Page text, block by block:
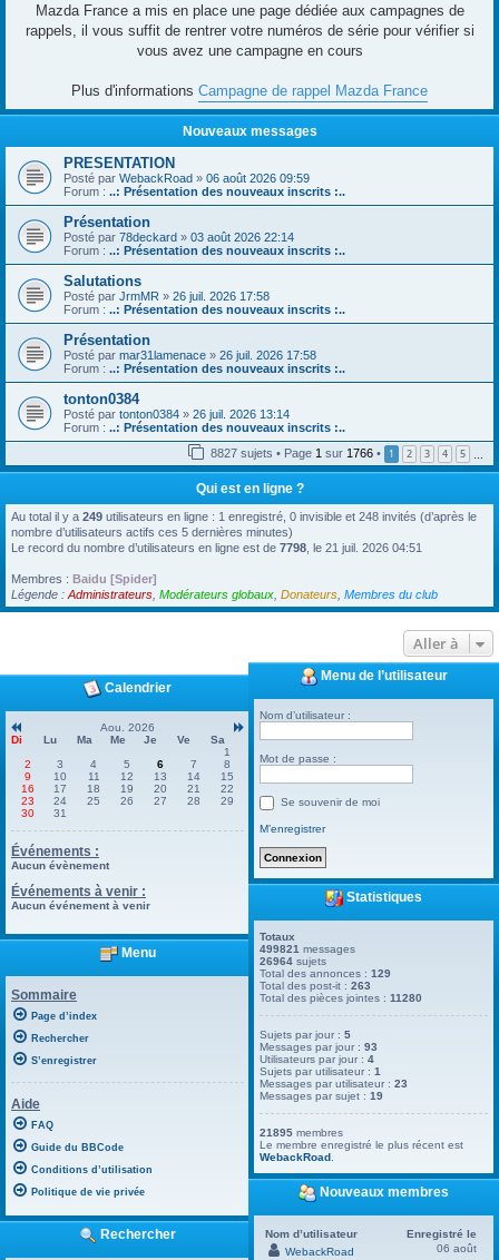
Mazda France a mis en place une page dédiée aux campagnes de
rappels, il vous suffit de rentrer votre numéros de série pour vérifier si
vous avez une campagne en cours
Plus d'informations Campagne de rappel Mazda France
Nouveaux messages
PRESENTATION
Posté par WebackRoad » 06 août 2026 09:59
Forum : ..: Présentation des nouveaux inscrits :..
Présentation
Posté par 78deckard » 03 août 2026 22:14
Forum : ..: Présentation des nouveaux inscrits :..
Salutations
Posté par JrmMR » 26 juil. 2026 17:58
Forum : ..: Présentation des nouveaux inscrits :..
Présentation
Posté par mar31lamenace » 26 juil. 2026 17:58
Forum : ..: Présentation des nouveaux inscrits :..
tonton0384
Posté par tonton0384 » 26 juil. 2026 13:14
Forum : ..: Présentation des nouveaux inscrits :..
8827 sujets • Page 1 sur 1766 • 1 2 3 4 5
Qui est en ligne ?
Au total il y a 249 utilisateurs en ligne : 1 enregistré, 0 invisible et 248 invités (d’après le
nombre d’utilisateurs actifs ces 5 dernières minutes)
Le record du nombre d’utilisateurs en ligne est de 7798 , le 21 juil. 2026 04:51
Membres : Baidu [Spider]
Légende : Administrateurs Modérateurs globaux Donateurs Membres du club
Aller à
Calendrier
Aou. 2026
Di
Lu Ma Me Je Ve
Sa
1
2
3 4 5 6 7
8
9
10 11 12 13 14
15
16
17 18 19 20 21
22
23
24 25 26 27 28
29
30
31
Événements :
Aucun évènement
Événements à venir :
Aucun événement à venir
Menu
Sommaire
Page d’index
Rechercher
S’enregistrer
Aide
FAQ
Guide du BBCode
Conditions d’utilisation
Politique de vie privée
Rechercher
Menu de l’utilisateur
Nom d’utilisateur :
Mot de passe :
Se souvenir de moi
M’enregistrer
Statistiques
Totaux
499821 messages
26964 sujets
Total des annonces :129
Total des post-it :263
Total des pièces jointes :11280
Sujets par jour :5
Messages par jour :93
Utilisateurs par jour :4
Sujets par utilisateur :1
Messages par utilisateur :23
Messages par sujet :19
21895 membres
Le membre enregistré le plus récent est
WebackRoad
Nouveaux membres
Nom d’utilisateur
Enregistré le
WebackRoad
06 août